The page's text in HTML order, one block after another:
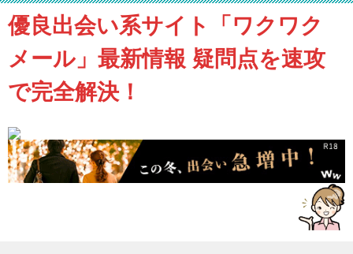
優良出会い系サイト「ワクワク
メール」最新情報 疑問点を速攻
で完全解決！